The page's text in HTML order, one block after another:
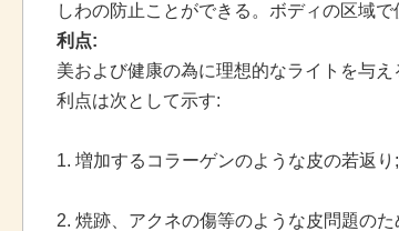
しわの防止ことができる。ボディの区域
利点:
美および健康の為に理想的なライトを与
利点は次として示す:
1. 増加するコラーゲンのような皮の若返
2. 焼跡、アクネの傷等のような皮問題のた